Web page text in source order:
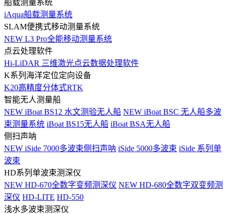
船载测量系统
iAqua船载测量系统
SLAM便携式移动测量系统
NEW L3 Pro全能移动测量系统
点云处理软件
Hi-LiDAR 三维激光点云数据处理软件
K系列海洋定位定向设备
K20高精度分体式RTK
智能无人测量船
NEW iBoat BS12 水文测验无人船 NEW iBoat BSC 无人船多波
束测量系统 iBoat BS15无人船 iBoat BSA无人船
侧扫声呐
NEW iSide 7000多波束侧扫声呐 iSide 5000多波束 iSide 系列单
波束
HD系列单波束测深仪
NEW HD-670全数字变频测深仪 NEW HD-680全数字双变频测
深仪 HD-LITE HD-550
浅水多波束测深仪